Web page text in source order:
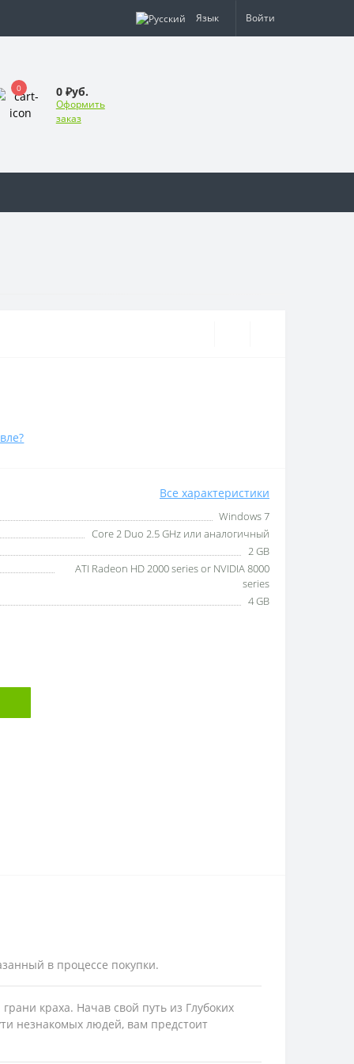
Язык Войти
0 0 ₽уб.
Оформить
заказ
Все характеристики
Windows 7
Core 2 Duo 2.5 GHz или аналогичный
2 GB
ATI Radeon HD 2000 series or NVIDIA 8000
series
4 GB
в процессе покупки.
краха. Начав свой путь из Глубоких
незнакомых людей, вам предстоит